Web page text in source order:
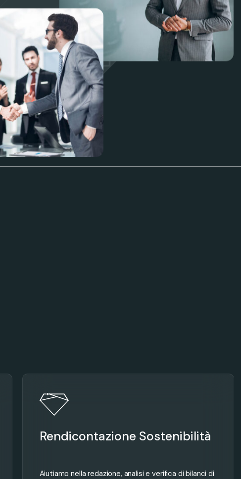
Rendicontazione Sostenibilità
Aiutiamo nella redazione, analisi e verifica di bilanci di